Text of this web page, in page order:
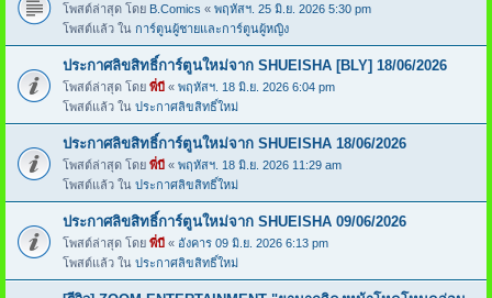
โพสต์ล่าสุด โดย B.Comics « พฤหัสฯ. 25 มิ.ย. 2026 5:30 pm
โพสต์แล้ว ใน การ์ตูนผู้ชายและการ์ตูนผู้หญิง
ประกาศลิขสิทธิ์การ์ตูนใหม่จาก SHUEISHA [BLY] 18/06/2026
โพสต์ล่าสุด โดย พี่บี « พฤหัสฯ. 18 มิ.ย. 2026 6:04 pm
โพสต์แล้ว ใน ประกาศลิขสิทธิ์ใหม่
ประกาศลิขสิทธิ์การ์ตูนใหม่จาก SHUEISHA 18/06/2026
โพสต์ล่าสุด โดย พี่บี « พฤหัสฯ. 18 มิ.ย. 2026 11:29 am
โพสต์แล้ว ใน ประกาศลิขสิทธิ์ใหม่
ประกาศลิขสิทธิ์การ์ตูนใหม่จาก SHUEISHA 09/06/2026
โพสต์ล่าสุด โดย พี่บี « อังคาร 09 มิ.ย. 2026 6:13 pm
โพสต์แล้ว ใน ประกาศลิขสิทธิ์ใหม่